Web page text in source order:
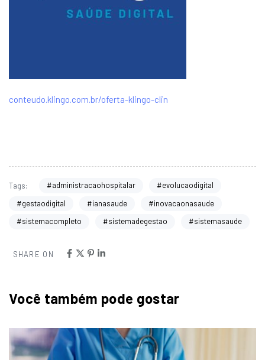
conteudo.klingo.com.br/oferta-klingo-clin
Tags: #administracaohospitalar
#evolucaodigital
#gestaodigital
#ianasaude
#inovacaonasaude
#sistemacompleto
#sistemadegestao #sistemasaude
SHARE ON
Você também pode gostar